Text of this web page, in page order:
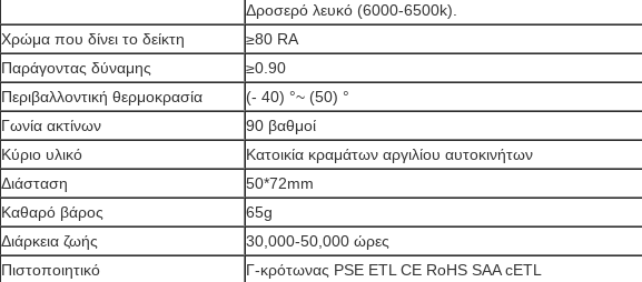
Δροσερό λευκό (6000-6500k).
Χρώμα που δίνει το δείκτη
≥80 RA
Παράγοντας δύναμης
≥0.90
Περιβαλλοντική θερμοκρασία
(- 40) °~ (50) °
Γωνία ακτίνων
90 βαθμοί
Κύριο υλικό
Κατοικία κραμάτων αργιλίου αυτοκινήτων
Διάσταση
50*72mm
Καθαρό βάρος
65g
Διάρκεια ζωής
30,000-50,000 ώρες
Πιστοποιητικό
Γ-κρότωνας PSE ETL CE RoHS SAA cETL